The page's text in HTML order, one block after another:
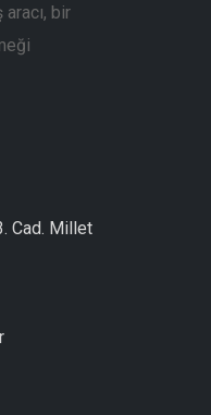
bir
Cad. Millet